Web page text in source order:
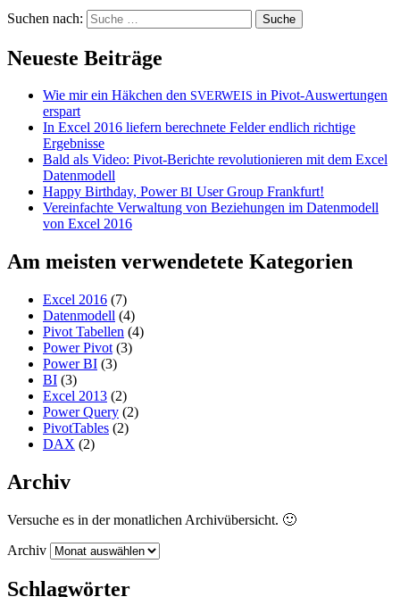
Suchen nach:
Neueste Beiträge
Wie mir ein Häkchen den SVERWEIS in Pivot-Auswertungen
erspart
In Excel 2016 liefern berechnete Felder endlich richtige
Ergebnisse
Bald als Video: Pivot-Berichte revolutionieren mit dem Excel
Datenmodell
Happy Birthday, PowerBI User Group Frankfurt!
Vereinfachte Verwaltung von Beziehungen im Datenmodell
von Excel 2016
Am meisten verwendetete Kategorien
Excel 2016 (7)
Datenmodell (4)
Pivot Tabellen (4)
Power Pivot (3)
Power BI (3)
BI (3)
Excel 2013 (2)
Power Query (2)
PivotTables (2)
DAX (2)
Archiv
Versuche es in der monatlichen Archivübersicht. 🙂
Archiv
Schlagwörter